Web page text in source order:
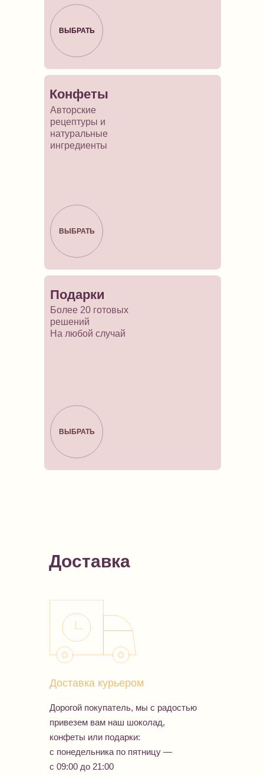
ВЫБРАТЬ
ВЫБРАТЬ
Конфеты
Авторские
рецептуры и
натуральные
ингредиенты
ВЫБРАТЬ
Подарки
Более 20 готовых
решений
На любой случай
Доставка
Дорогой покупатель, мы с радостью
привезем вам наш шоколад,
конфеты или подарки:
с понедельника по пятницу —
с 09:00 до 21:00
Доставка курьером